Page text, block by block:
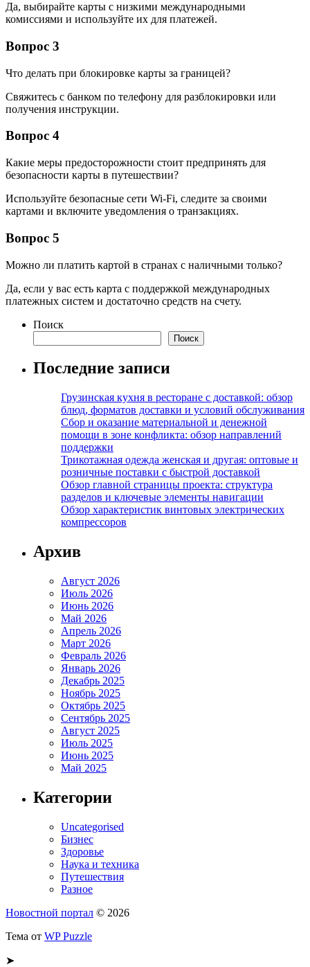
Да, выбирайте карты с низкими международными
комиссиями и используйте их для платежей.
Вопрос 3
Что делать при блокировке карты за границей?
Свяжитесь с банком по телефону для разблокировки или
получения инструкции.
Вопрос 4
Какие меры предосторожности стоит предпринять для
безопасности карты в путешествии?
Используйте безопасные сети Wi-Fi, следите за своими
картами и включите уведомления о транзакциях.
Вопрос 5
Можно ли платить картой в странах с наличными только?
Да, если у вас есть карта с поддержкой международных
платежных систем и достаточно средств на счету.
Поиск
Поиск
Последние записи
Грузинская кухня в ресторане с доставкой: обзор
блюд, форматов доставки и условий обслуживания
Сбор и оказание материальной и денежной
помощи в зоне конфликта: обзор направлений
поддержки
Трикотажная одежда женская и другая: оптовые и
розничные поставки с быстрой доставкой
Обзор главной страницы проекта: структура
разделов и ключевые элементы навигации
Обзор характеристик винтовых электрических
компрессоров
Архив
Август 2026
Июль 2026
Июнь 2026
Май 2026
Апрель 2026
Март 2026
Февраль 2026
Январь 2026
Декабрь 2025
Ноябрь 2025
Октябрь 2025
Сентябрь 2025
Август 2025
Июль 2025
Июнь 2025
Май 2025
Категории
Uncategorised
Бизнес
Здоровье
Наука и техника
Путешествия
Разное
Новостной портал © 2026
Тема от WP Puzzle
➤